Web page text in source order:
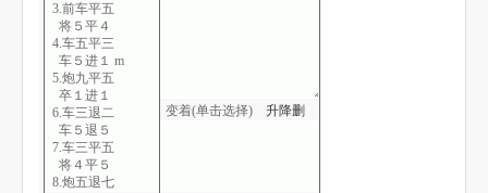
3.前车平五
将５平４
4.车五平三
车５进１ m
5.炮九平五
卒１进１
6.车三退二
车５退５
7.车三平五
将４平５
8.炮五退七
变着(单击选择) 升降删